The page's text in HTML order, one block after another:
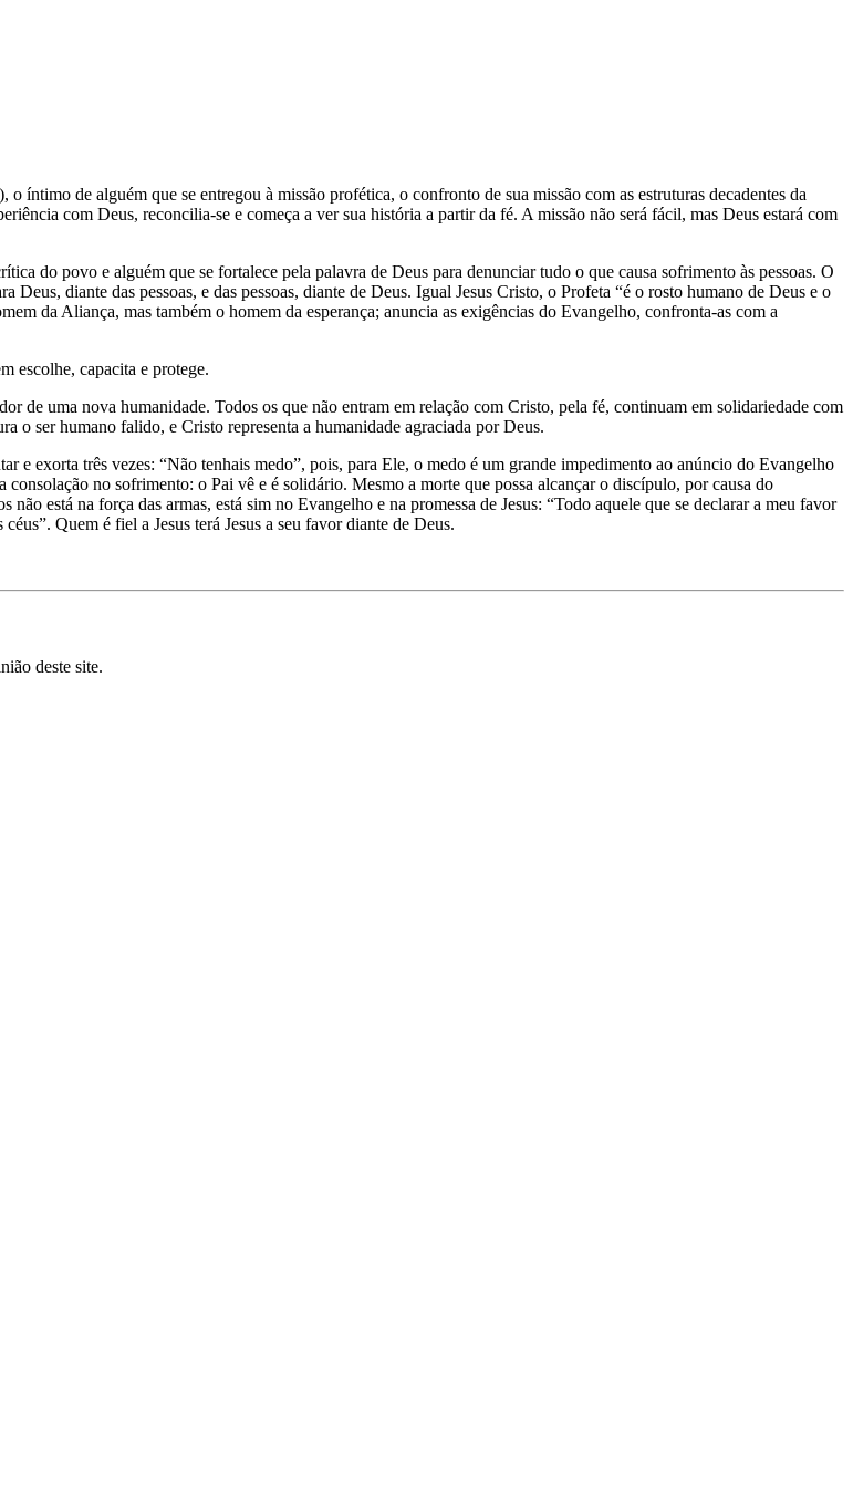
de alguém que se entregou à missão profética, o confronto de sua missão com as estruturas decadentes da
com Deus, reconcilia-se e começa a ver sua história a partir da fé. A missão não será fácil, mas Deus estará com
do povo e alguém que se fortalece pela palavra de Deus para denunciar tudo o que causa sofrimento às pessoas. O
diante das pessoas, e das pessoas, diante de Deus. Igual Jesus Cristo, o Profeta “é o rosto humano de Deus e o
da Aliança, mas também o homem da esperança; anuncia as exigências do Evangelho, confronta-as com a
escolhe, capacita e protege.
de uma nova humanidade. Todos os que não entram em relação com Cristo, pela fé, continuam em solidariedade com
o ser humano falido, e Cristo representa a humanidade agraciada por Deus.
e exorta três vezes: “Não tenhais medo”, pois, para Ele, o medo é um grande impedimento ao anúncio do Evangelho
no sofrimento: o Pai vê e é solidário. Mesmo a morte que possa alcançar o discípulo, por causa do
está na força das armas, está sim no Evangelho e na promessa de Jesus: “Todo aquele que se declarar a meu favor
Quem é fiel a Jesus terá Jesus a seu favor diante de Deus.
deste site.